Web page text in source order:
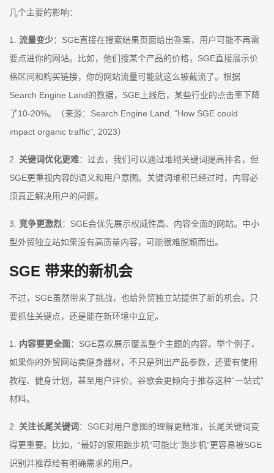
几个主要的影响：
1. 流量变少：SGE直接在搜索结果页面给出答案，用户可能不再需
要点进你的网站。比如，他们搜某个产品的价格，SGE直接展示价
格区间和购买链接，你的网站流量可能就这么被截流了。根据
Search Engine Land的数据，SGE上线后，某些行业的点击率下降
了10-20%。（来源：Search Engine Land, "How SGE could
impact organic traffic", 2023）
2. 关键词优化更难：过去，我们可以通过堆砌关键词提高排名，但
SGE更重视内容的语义和用户意图。关键词堆积已经过时，内容必
须真正解决用户的问题。
3. 竞争更激烈：SGE会优先展示权威性高、内容全面的网站。中小
型外贸独立站如果没有高质量内容，可能很难脱颖而出。
SGE 带来的新机会
不过，SGE虽然带来了挑战，也给外贸独立站提供了新的机会。只
要抓住关键点，还是能在新环境中立足。
1. 内容要更全面：SGE喜欢展示覆盖整个主题的内容。举个例子，
如果你的外贸网站卖健身器材，不只是列出产品参数，还要有使用
教程、健身计划，甚至用户评价。谷歌会更倾向于推荐这种“一站式”
材料。
2. 关注长尾关键词 ：SGE对用户意图的理解更精准，长尾关键词变
得更重要。比如，“最好的家用跑步机”可能比“跑步机”更容易被SGE
识别并推荐给有明确需求的用户。